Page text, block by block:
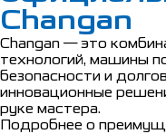
Changan
Changan — это
технологий, машины
безопасности и
инновационные
руке мастера.
Подробнее о